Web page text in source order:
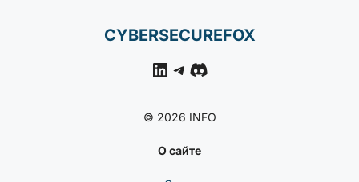
CYBERSECUREFOX
LinkedIn
Telegram
Discord
© 2026 INFO
О сайте